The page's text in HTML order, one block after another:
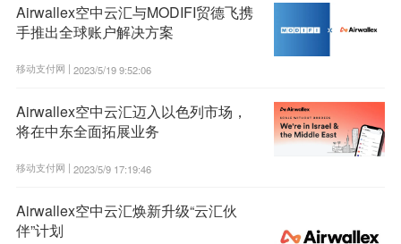
Airwallex空中云汇与MODIFI贸德飞携
手推出全球账户解决方案
移动支付网 | 2023/5/19 9:52:06
Airwallex空中云汇迈入以色列市场，
将在中东全面拓展业务
移动支付网 | 2023/5/9 17:19:46
Airwallex空中云汇焕新升级“云汇伙
伴”计划